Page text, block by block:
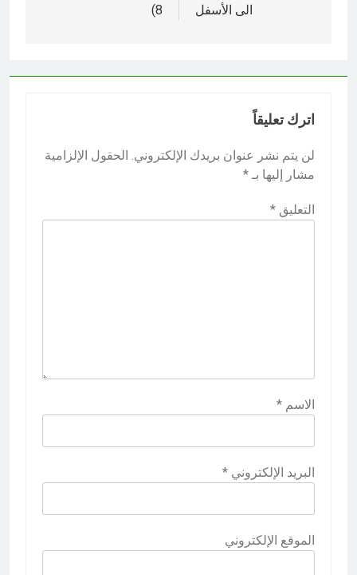
الى الأسفل
8)
اترك تعليقاً
لن يتم نشر عنوان بريدك الإلكتروني. الحقول الإلزامية
مشار إليها بـ *
التعليق *
الاسم *
البريد الإلكتروني *
الموقع الإلكتروني